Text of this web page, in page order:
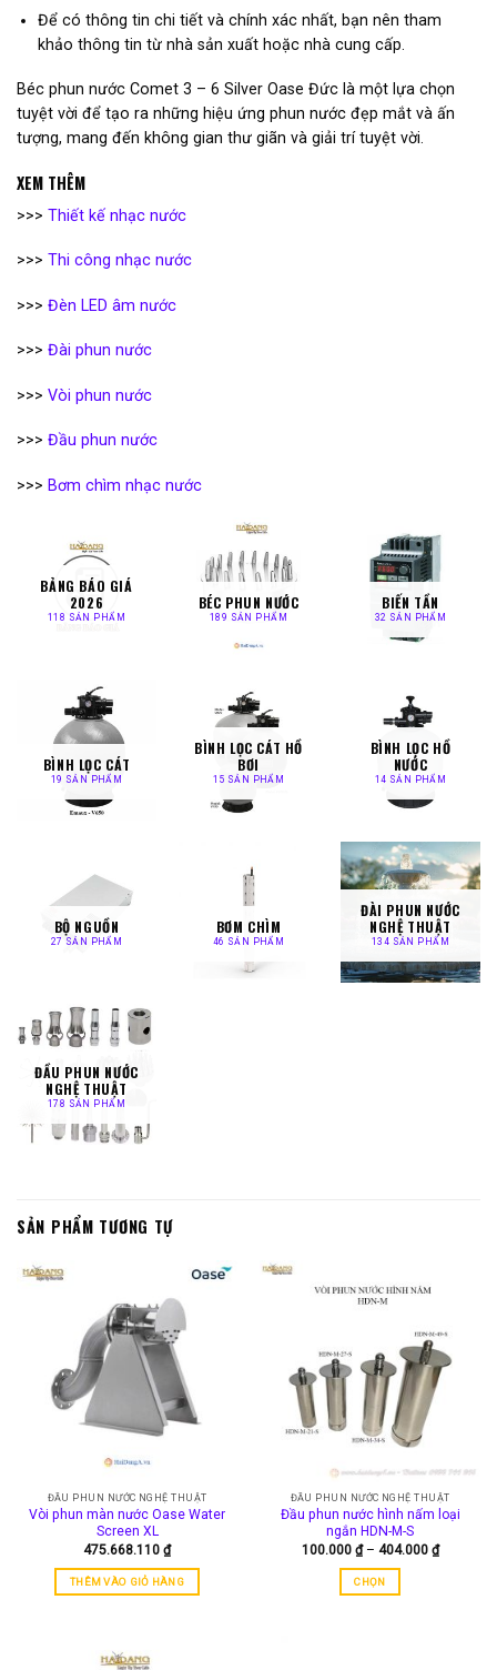
Để có thông tin chi tiết và chính xác nhất, bạn nên tham
khảo thông tin từ nhà sản xuất hoặc nhà cung cấp.
Béc phun nước Comet 3 – 6 Silver Oase Đức là một lựa chọn
tuyệt vời để tạo ra những hiệu ứng phun nước đẹp mắt và ấn
tượng, mang đến không gian thư giãn và giải trí tuyệt vời.
XEM THÊM
>>> Thiết kế nhạc nước
>>> Thi công nhạc nước
>>> Đèn LED âm nước
>>> Đài phun nước
>>> Vòi phun nước
>>> Đầu phun nước
>>> Bơm chìm nhạc nước
BẢNG BÁO GIÁ
2026
118 SẢN PHẨM
BÉC PHUN NƯỚC
189 SẢN PHẨM
BIẾN TẦN
32 SẢN PHẨM
BÌNH LỌC CÁT
19 SẢN PHẨM
BÌNH LỌC CÁT HỒ
BƠI
15 SẢN PHẨM
BÌNH LỌC HỒ
NƯỚC
14 SẢN PHẨM
BỘ NGUỒN
27 SẢN PHẨM
BƠM CHÌM
46 SẢN PHẨM
ĐÀI PHUN NƯỚC
NGHỆ THUẬT
134 SẢN PHẨM
ĐẦU PHUN NƯỚC
NGHỆ THUẬT
178 SẢN PHẨM
SẢN PHẨM TƯƠNG TỰ
ĐẦU PHUN NƯỚC NGHỆ THUẬT
Vòi phun màn nước Oase Water
Screen XL
475.668.110 ₫
THÊM VÀO GIỎ HÀNG
ĐẦU PHUN NƯỚC NGHỆ THUẬT
Đầu phun nước hình nấm loại
ngắn HDN-M-S
100.000 ₫ – 404.000 ₫Khoảng
giá:
CHỌN